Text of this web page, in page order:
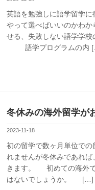
英語を勉強しに語学留学
やって選べばいいのかわ
せる、失敗しない語学学校
語学プログラムの内
冬休みの海外留学が
2023-11-18
初の留学で数ヶ月単位で
れませんが冬休みであれ
きます。 初めての海外で
はないでしょうか。 […]